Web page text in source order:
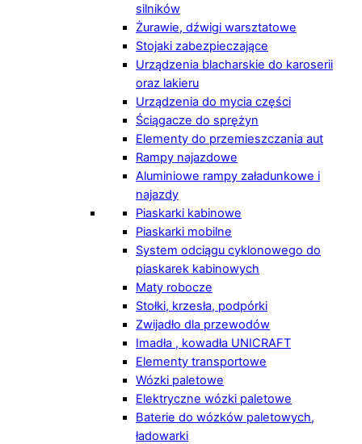
silników
Żurawie, dźwigi warsztatowe
Stojaki zabezpieczające
Urządzenia blacharskie do karoserii
oraz lakieru
Urządzenia do mycia części
Ściągacze do sprężyn
Elementy do przemieszczania aut
Rampy najazdowe
Aluminiowe rampy załadunkowe i
najazdy
Piaskarki kabinowe
Piaskarki mobilne
System odciągu cyklonowego do
piaskarek kabinowych
Maty robocze
Stołki, krzesła, podpórki
Zwijadło dla przewodów
Imadła , kowadła UNICRAFT
Elementy transportowe
Wózki paletowe
Elektryczne wózki paletowe
Baterie do wózków paletowych,
ładowarki